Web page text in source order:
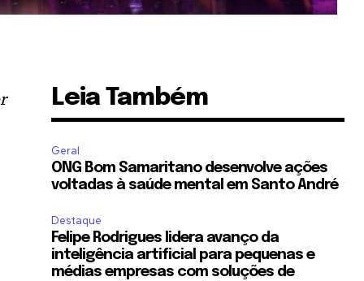
Leia Também
Geral
ONG Bom Samaritano desenvolve ações
voltadas à saúde mental em Santo André
Destaque
Felipe Rodrigues lidera avanço da
inteligência artificial para pequenas e
médias empresas com soluções de